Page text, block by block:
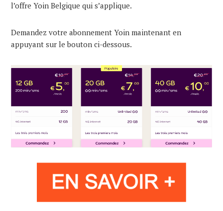
l’offre Yoin Belgique qui s’applique.
Demandez votre abonnement Yoin maintenant en
appuyant sur le bouton ci-dessous.